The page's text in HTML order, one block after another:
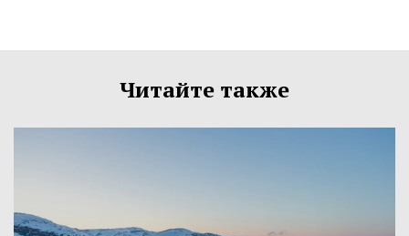
Читайте также